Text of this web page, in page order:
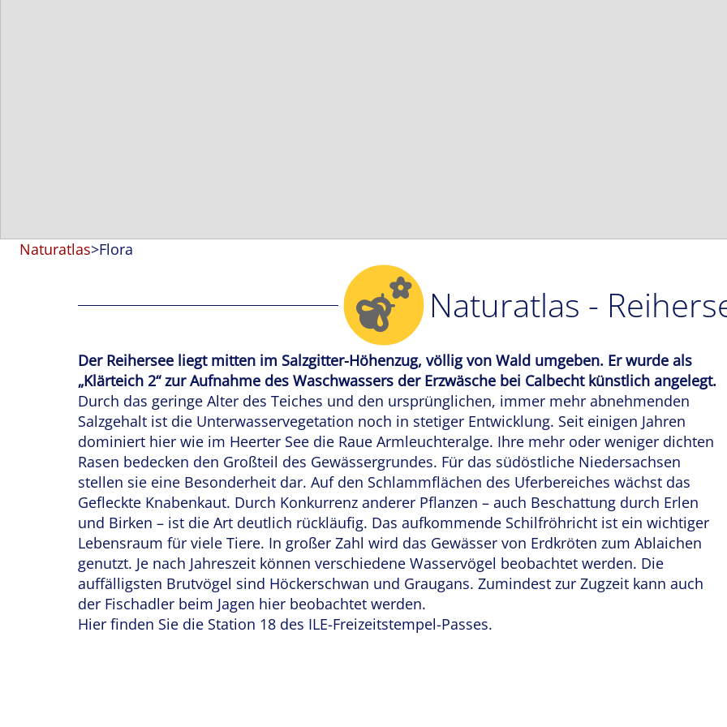
Naturatlas>Flora
Naturatlas -
Der Reihersee liegt mitten im Salzgitter-Höhenzug, völlig von Wald umgeben. Er wurde als
„Klärteich 2“ zur Aufnahme des Waschwassers der Erzwäsche bei Calbecht künstlich angelegt.
Durch das geringe Alter des Teiches und den ursprünglichen, immer mehr abnehmenden
Salzgehalt ist die Unterwasservegetation noch in stetiger Entwicklung. Seit einigen Jahren
dominiert hier wie im Heerter See die Raue Armleuchteralge. Ihre mehr oder weniger dichten
Rasen bedecken den Großteil des Gewässergrundes. Für das südöstliche Niedersachsen
stellen sie eine Besonderheit dar. Auf den Schlammflächen des Uferbereiches wächst das
Gefleckte Knabenkaut. Durch Konkurrenz anderer Pflanzen – auch Beschattung durch Erlen
und Birken – ist die Art deutlich rückläufig. Das aufkommende Schilfröhricht ist ein wichtiger
Lebensraum für viele Tiere. In großer Zahl wird das Gewässer von Erdkröten zum Ablaichen
genutzt. Je nach Jahreszeit können verschiedene Wasservögel beobachtet werden. Die
auffälligsten Brutvögel sind Höckerschwan und Graugans. Zumindest zur Zugzeit kann auch
der Fischadler beim Jagen hier beobachtet werden.
Hier finden Sie die Station 18 des ILE-Freizeitstempel-Passes.